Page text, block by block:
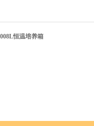
恒温培养箱